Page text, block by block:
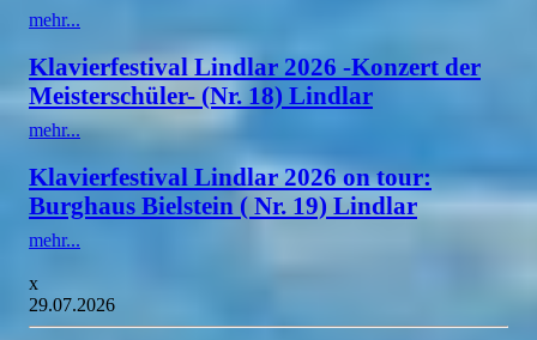
mehr...
Klavierfestival Lindlar 2026 -Konzert der
Meisterschüler- (Nr. 18) Lindlar
mehr...
Klavierfestival Lindlar 2026 on tour:
Burghaus Bielstein ( Nr. 19) Lindlar
mehr...
x
29.07.2026